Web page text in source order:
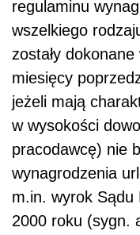
regulaminu
wszelkiego
zostały
miesięcy
jeżeli mają
w wysokości
pracodawcę) nie
wynagrodzenia
m.in. wyrok Sądu
2000 roku (sygn.